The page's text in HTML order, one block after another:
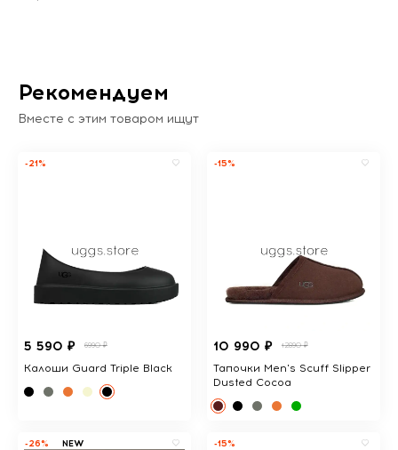
Рекомендуем
Вместе с этим товаром ищут
-21%
5 590 ₽ 6990 ₽
Калоши Guard Triple Black
-15%
10 990 ₽ 12890 ₽
Тапочки Men's Scuff Slipper
Dusted Cocoa
-26% NEW -15%